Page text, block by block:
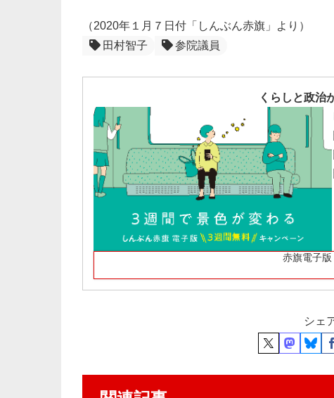
（2020年１月７日付「しんぶん赤旗」より）
田村智子
参院議員
くらしと政治
赤旗電子
シェ